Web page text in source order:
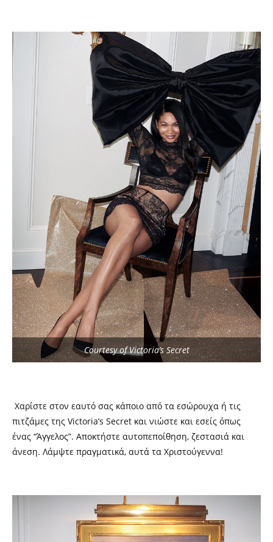
Courtesy of Victoria’s Secret
Χαρίστε στον εαυτό σας κάποιο από τα εσώρουχα ή τις
πιτζάμες της Victoria’s Secret και νιώστε και εσείς όπως
ένας “Άγγελος”. Αποκτήστε αυτοπεποίθηση, ζεστασιά και
άνεση. Λάμψτε πραγματικά, αυτά τα Χριστούγεννα!